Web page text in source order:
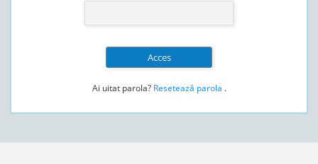
Ai uitat parola? Resetează parola .